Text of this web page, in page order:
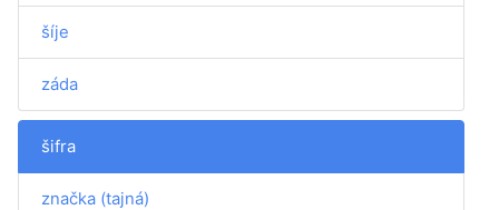
šíje
záda
šifra
značka (tajná)